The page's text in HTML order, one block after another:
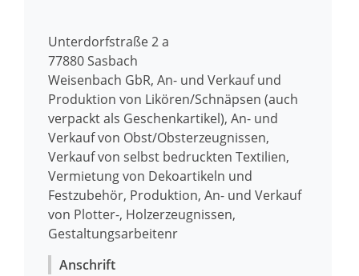
Weisenbach GbR, An- und Verkauf und
Produktion von Likören/Schnäpsen (auch
verpackt als Geschenkartikel), An- und
Verkauf von Obst/Obsterzeugnissen,
Verkauf von selbst bedruckten Textilien,
Vermietung von Dekoartikeln und
Festzubehör, Produktion, An- und Verkauf
von Plotter-, Holzerzeugnissen,
Gestaltungsarbeitenr
Unterdorfstraße 2 a
77880Sasbach
Anschrift